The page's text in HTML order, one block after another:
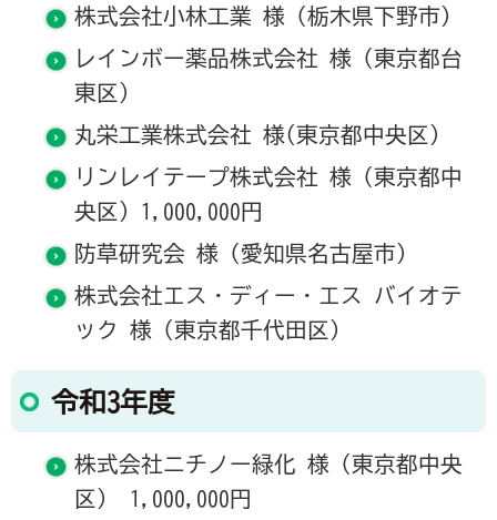
株式会社小林工業 様（栃木県下野市）
レインボー薬品株式会社 様（東京都台
東区）
丸栄工業株式会社 様(東京都中央区）
リンレイテープ株式会社 様（東京都中
央区）1,000,000円
防草研究会 様（愛知県名古屋市）
株式会社エス・ディー・エス バイオテ
ック 様（東京都千代田区）
令和3年度
株式会社ニチノー緑化 様（東京都中央
区） 1,000,000円